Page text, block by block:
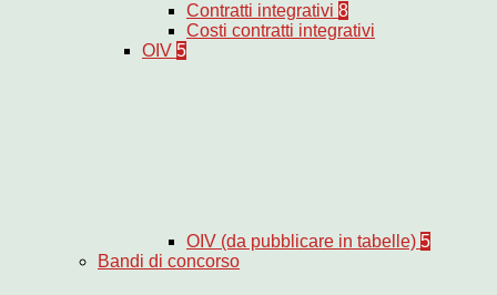
Contratti integrativi 8
Costi contratti integrativi
OIV 5
OIV (da pubblicare in tabelle) 5
Bandi di concorso